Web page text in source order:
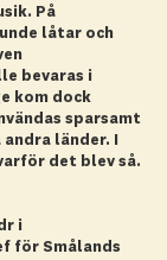
På
låtar och
bevaras i
kom dock
sparsamt
länder. I
det blev så.
i
för Smålands